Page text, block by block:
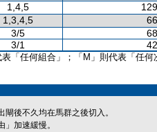
1,4,5
1,3,4,5
3/5
3/1
「任何組合」；「M」則代表「任何
閘後不久均在馬群之後切入。
加速緩慢。